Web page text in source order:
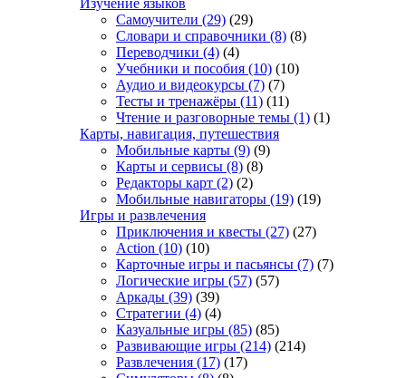
Самоучители (29) (29)
Словари и справочники (8) (8)
Переводчики (4) (4)
Учебники и пособия (10) (10)
Аудио и видеокурсы (7) (7)
Тесты и тренажёры (11) (11)
Чтение и разговорные темы (1) (1)
Карты, навигация, путешествия
Мобильные карты (9) (9)
Карты и сервисы (8) (8)
Редакторы карт (2) (2)
Мобильные навигаторы (19) (19)
Игры и развлечения
Приключения и квесты (27) (27)
Action (10) (10)
Карточные игры и пасьянсы (7) (7)
Логические игры (57) (57)
Аркады (39) (39)
Стратегии (4) (4)
Казуальные игры (85) (85)
Развивающие игры (214) (214)
Развлечения (17) (17)